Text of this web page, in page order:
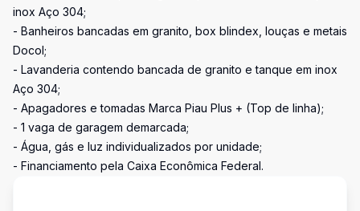
inox Aço 304;
- Banheiros bancadas em granito, box blindex, louças e metais
Docol;
- Lavanderia contendo bancada de granito e tanque em inox
Aço 304;
- Apagadores e tomadas Marca Piau Plus + (Top de linha);
- 1 vaga de garagem demarcada;
- Água, gás e luz individualizados por unidade;
- Financiamento pela Caixa Econômica Federal.